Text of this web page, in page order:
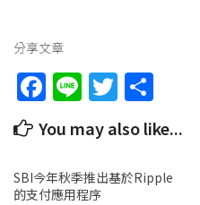
分享文章
Facebook
LineTwitter
You may also like...
SBI今年秋季推出基於Ripple
的支付應用程序